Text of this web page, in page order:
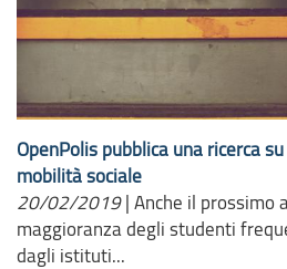
OpenPolis pubblica una ricerca
mobilità sociale
20/02/2019 | Anche il prossimo
maggioranza degli studenti
dagli istituti...